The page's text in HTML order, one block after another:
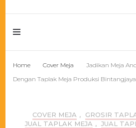
Home Cover Meja
Jadikan Meja
Dengan Taplak Meja Produksi Bintangjaya
COVER MEJA , GROSIR
JUAL TAPLAK MEJA , JUAL